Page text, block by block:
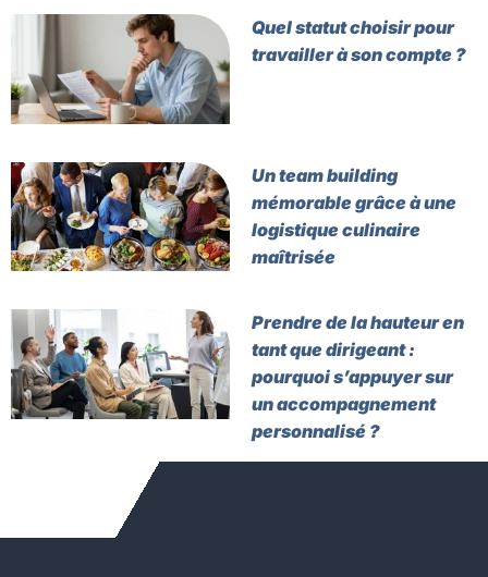
Quel statut choisir pour
travailler à son compte ?
Un team building
mémorable grâce à une
logistique culinaire
maîtrisée
Prendre de la hauteur en
tant que dirigeant :
pourquoi s’appuyer sur
un accompagnement
personnalisé ?